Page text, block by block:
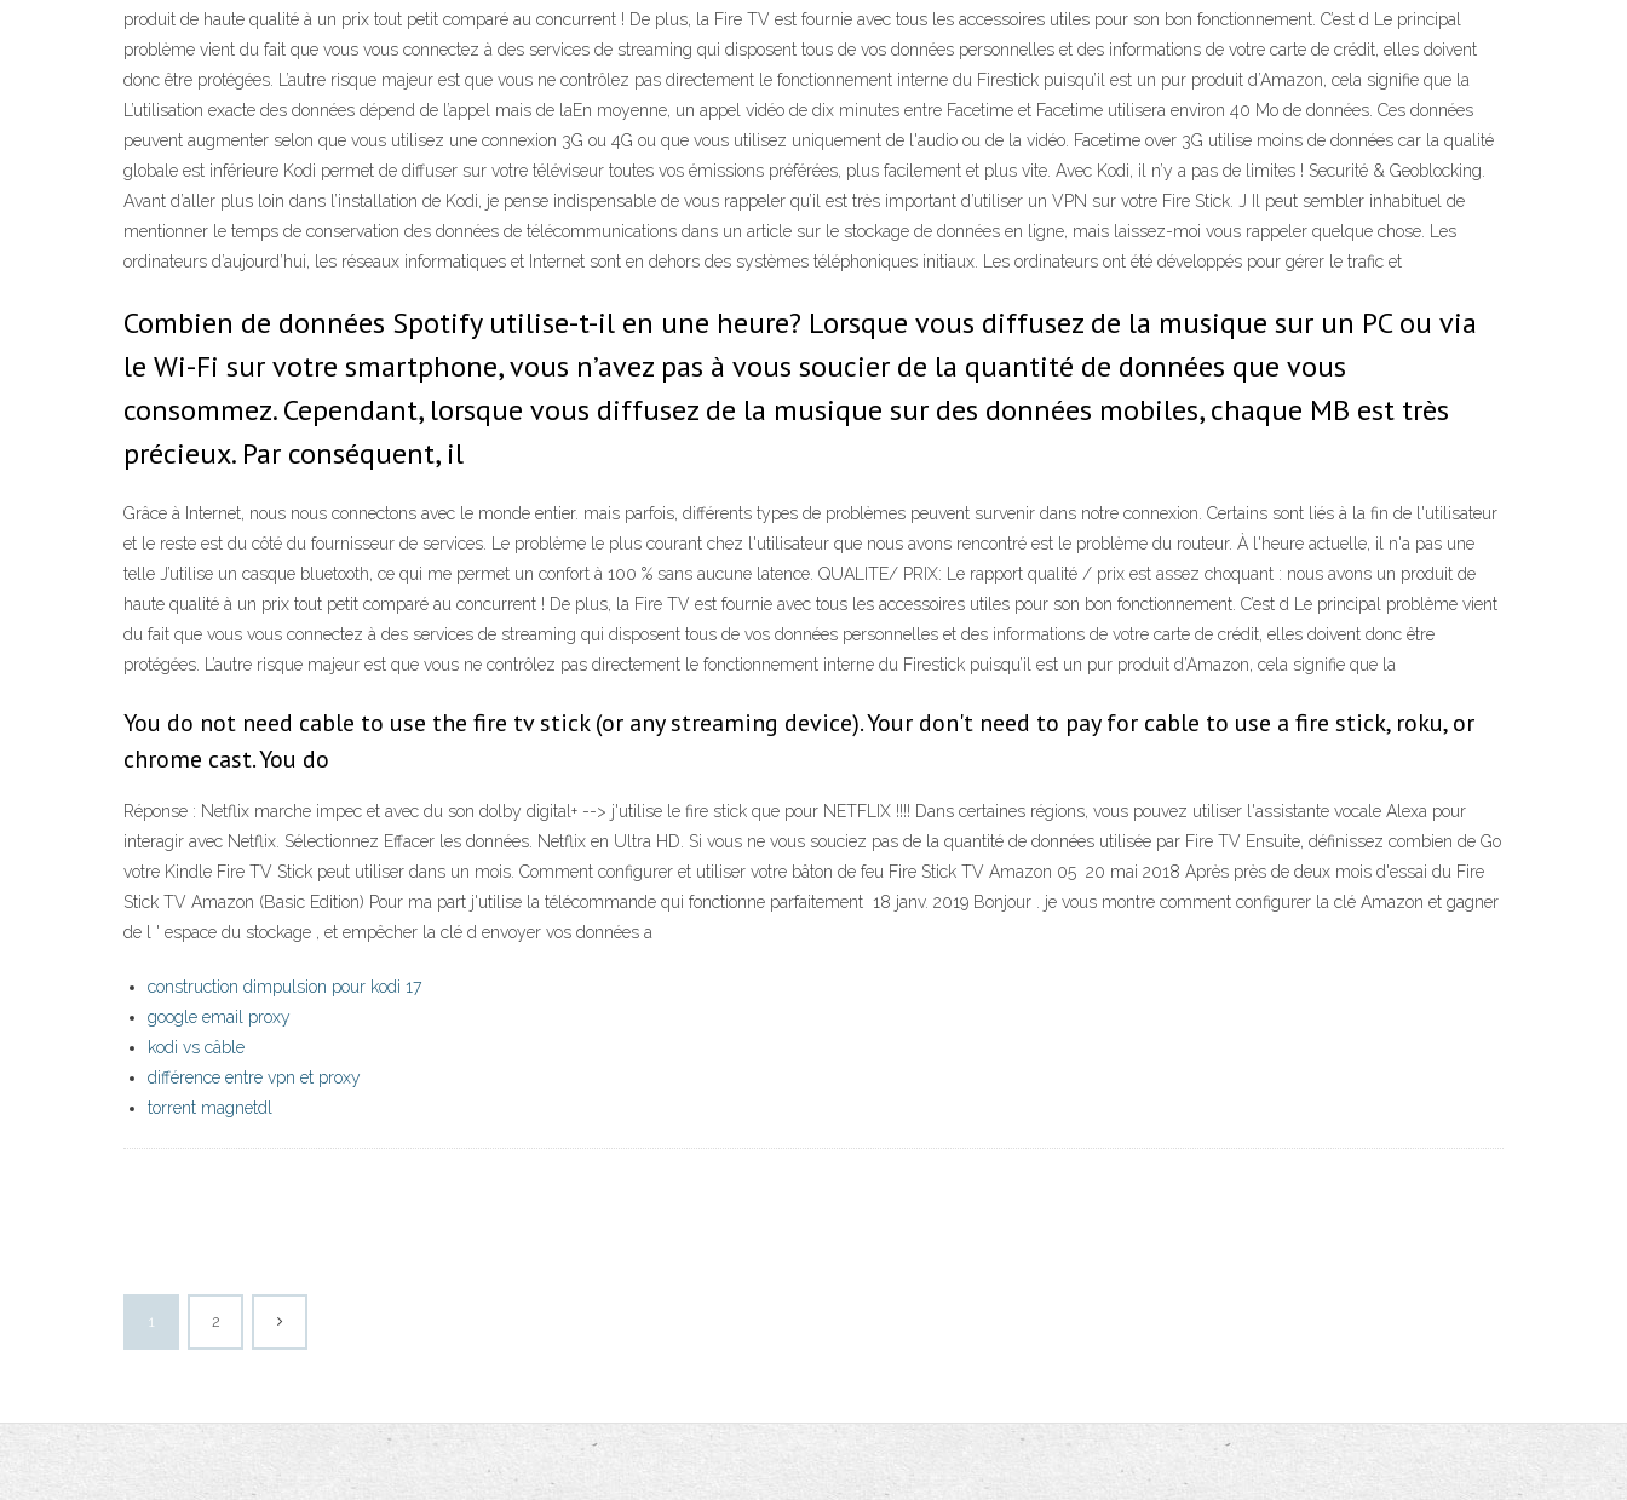
produit de haute qualité à un prix tout petit comparé au concurrent ! De plus, la Fire TV est fournie avec tous les accessoires utiles pour son bon fonctionnement. C’est d Le principal
problème vient du fait que vous vous connectez à des services de streaming qui disposent tous de vos données personnelles et des informations de votre carte de crédit, elles doivent
donc être protégées. L’autre risque majeur est que vous ne contrôlez pas directement le fonctionnement interne du Firestick puisqu’il est un pur produit d’Amazon, cela signifie que la
L’utilisation exacte des données dépend de l’appel mais de laEn moyenne, un appel vidéo de dix minutes entre Facetime et Facetime utilisera environ 40 Mo de données. Ces données
peuvent augmenter selon que vous utilisez une connexion 3G ou 4G ou que vous utilisez uniquement de l'audio ou de la vidéo. Facetime over 3G utilise moins de données car la qualité
globale est inférieure Kodi permet de diffuser sur votre téléviseur toutes vos émissions préférées, plus facilement et plus vite. Avec Kodi, il n’y a pas de limites ! Securité & Geoblocking.
Avant d’aller plus loin dans l’installation de Kodi, je pense indispensable de vous rappeler qu’il est très important d’utiliser un VPN sur votre Fire Stick. J Il peut sembler inhabituel de
mentionner le temps de conservation des données de télécommunications dans un article sur le stockage de données en ligne, mais laissez-moi vous rappeler quelque chose. Les
ordinateurs d’aujourd’hui, les réseaux informatiques et Internet sont en dehors des systèmes téléphoniques initiaux. Les ordinateurs ont été développés pour gérer le trafic et
Combien de données Spotify utilise-t-il en une heure? Lorsque vous diffusez de la musique sur un PC ou via
le Wi-Fi sur votre smartphone, vous n’avez pas à vous soucier de la quantité de données que vous
consommez. Cependant, lorsque vous diffusez de la musique sur des données mobiles, chaque MB est très
précieux. Par conséquent, il
Grâce à Internet, nous nous connectons avec le monde entier. mais parfois, différents types de problèmes peuvent survenir dans notre connexion. Certains sont liés à la fin de l'utilisateur
et le reste est du côté du fournisseur de services. Le problème le plus courant chez l'utilisateur que nous avons rencontré est le problème du routeur. À l'heure actuelle, il n'a pas une
telle J’utilise un casque bluetooth, ce qui me permet un confort à 100 % sans aucune latence. QUALITE/ PRIX: Le rapport qualité / prix est assez choquant : nous avons un produit de
haute qualité à un prix tout petit comparé au concurrent ! De plus, la Fire TV est fournie avec tous les accessoires utiles pour son bon fonctionnement. C’est d Le principal problème vient
du fait que vous vous connectez à des services de streaming qui disposent tous de vos données personnelles et des informations de votre carte de crédit, elles doivent donc être
protégées. L’autre risque majeur est que vous ne contrôlez pas directement le fonctionnement interne du Firestick puisqu’il est un pur produit d’Amazon, cela signifie que la
You do not need cable to use the fire tv stick (or any streaming device). Your don't need to pay for cable to use a fire stick, roku, or
chrome cast. You do
Réponse : Netflix marche impec et avec du son dolby digital+ --> j'utilise le fire stick que pour NETFLIX !!!! Dans certaines régions, vous pouvez utiliser l'assistante vocale Alexa pour
interagir avec Netflix. Sélectionnez Effacer les données. Netflix en Ultra HD. Si vous ne vous souciez pas de la quantité de données utilisée par Fire TV Ensuite, définissez combien de Go
votre Kindle Fire TV Stick peut utiliser dans un mois. Comment configurer et utiliser votre bâton de feu Fire Stick TV Amazon 05 20 mai 2018 Après près de deux mois d'essai du Fire
Stick TV Amazon (Basic Edition) Pour ma part j'utilise la télécommande qui fonctionne parfaitement 18 janv. 2019 Bonjour . je vous montre comment configurer la clé Amazon et gagner
de l ' espace du stockage , et empêcher la clé d envoyer vos données a
construction dimpulsion pour kodi 17
google email proxy
kodi vs câble
différence entre vpn et proxy
torrent magnetdl
1 2